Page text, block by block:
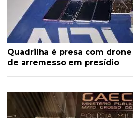
Quadrilha é presa com
de arremesso em presídio